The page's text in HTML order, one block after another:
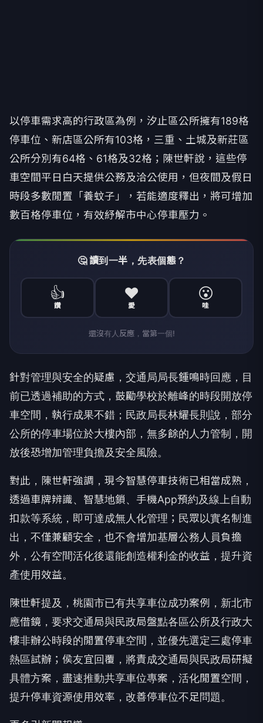
以停車需求高的行政區為例，汐止區公所擁有189格
停車位、新店區公所有103格，三重、土城及新莊區
公所分別有64格、61格及32格；陳世軒說，這些停
車空間平日白天提供公務及洽公使用，但夜間及假日
時段多數閒置「養蚊子」，若能適度釋出，將可增加
數百格停車位，有效紓解市中心停車壓力。
🤔 讀到一半，先表個態？
👍
讚
❤️
愛
😮
哇
還沒有人反應，當第一個!
針對管理與安全的疑慮，交通局局長鍾鳴時回應，目
前已透過補助的方式，鼓勵學校於離峰的時段開放停
車空間，執行成果不錯；民政局長林耀長則說，部分
公所的停車場位於大樓內部，無多餘的人力管制，開
放後恐增加管理負擔及安全風險。
對此，陳世軒強調，現今智慧停車技術已相當成熟，
透過車牌辨識、智慧地鎖、手機App預約及線上自動
扣款等系統，即可達成無人化管理；民眾以實名制進
出，不僅兼顧安全，也不會增加基層公務人員負擔
外，公有空間活化後還能創造權利金的收益，提升資
產使用效益。
陳世軒提及，桃園市已有共享車位成功案例，新北市
應借鏡，要求交通局與民政局盤點各區公所及行政大
樓非辦公時段的閒置停車空間，並優先選定三處停車
熱區試辦；侯友宜回覆，將責成交通局與民政局研擬
具體方案，盡速推動共享車位專案，活化閒置空間，
提升停車資源使用效率，改善停車位不足問題。